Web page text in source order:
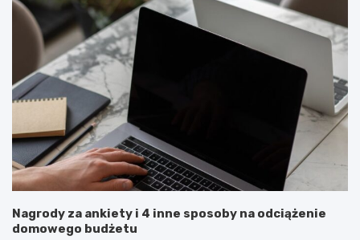
Nagrody za ankiety i 4 inne sposoby na odciążenie
domowego budżetu